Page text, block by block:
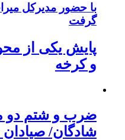
با حضور مدیرکل
گرفت
پایش یکی از
و کرخه
ضرب و شتم دو
شادگان/